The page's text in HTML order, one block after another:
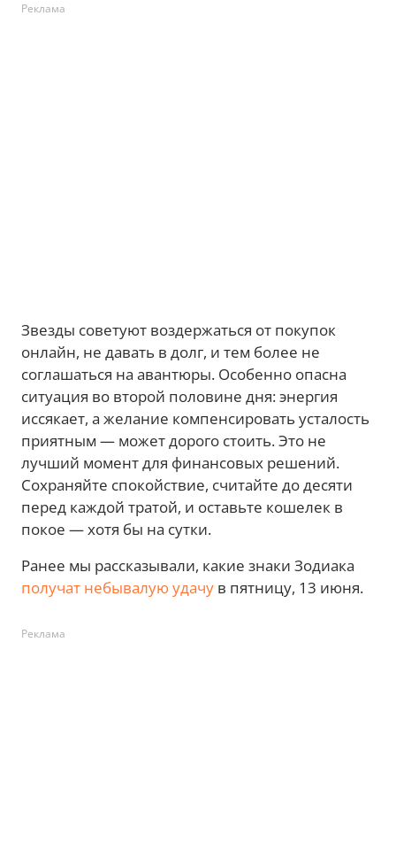
Реклама
Звезды советуют воздержаться от покупок
онлайн, не давать в долг, и тем более не
соглашаться на авантюры. Особенно опасна
ситуация во второй половине дня: энергия
иссякает, а желание компенсировать усталость
приятным — может дорого стоить. Это не
лучший момент для финансовых решений.
Сохраняйте спокойствие, считайте до десяти
перед каждой тратой, и оставьте кошелек в
покое — хотя бы на сутки.
Ранее мы рассказывали, какие знаки Зодиака
получат небывалую удачу в пятницу, 13 июня.
Реклама